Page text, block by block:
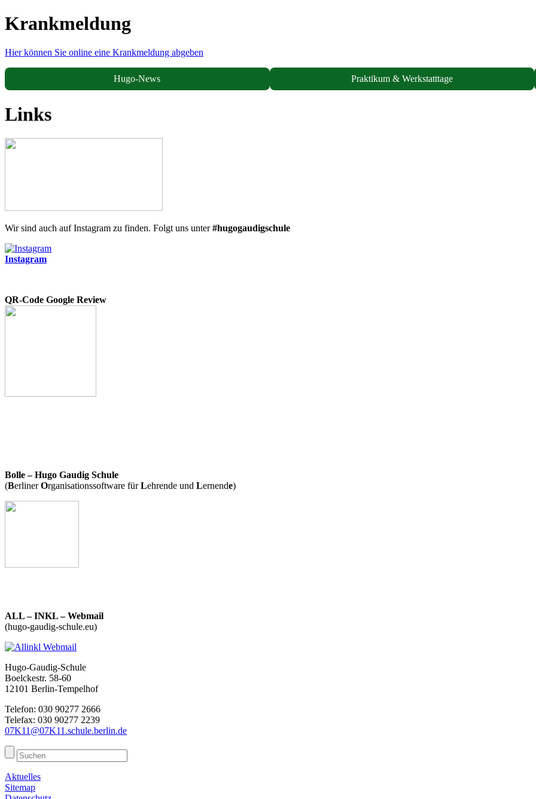
Krankmeldung
Hier können Sie online eine Krankmeldung abgeben
Hugo-News Praktikum & Werkstatttage
Links
Wir sind auch auf Instagram zu finden. Folgt uns unter#hugogaudigschule
Instagram
QR-Code Google Review
Bolle – Hugo Gaudig Schule
(BerlinerOrganisationssoftware fürLehrende und Lernende)
ALL – INKL – Webmail
(hugo-gaudig-schule.eu)
Hugo-Gaudig-Schule
Boelckestr. 58-60
12101 Berlin-Tempelhof
Telefon: 030 90277 2666
Telefax: 030 90277 2239
07K11@07K11.schule.berlin.de
Aktuelles
Sitemap